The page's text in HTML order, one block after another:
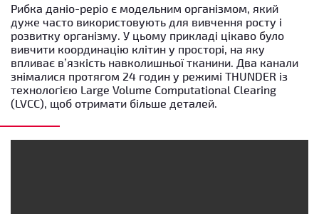
Рибка даніо-реріо є модельним організмом, який
дуже часто використовують для вивчення росту і
розвитку організму. У цьому прикладі цікаво було
вивчити координацію клітин у просторі, на яку
впливає в’язкість навколишньої тканини. Два канали
знімалися протягом 24 годин у режимі THUNDER із
технологією Large Volume Computational Clearing
(LVCC), щоб отримати більше деталей.